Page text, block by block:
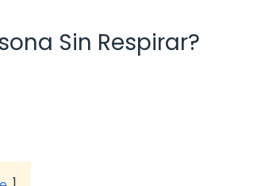
Sin Respirar?